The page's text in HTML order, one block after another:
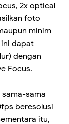
2x optical
foto
minim
ini dapat
dengan
Focus.
sama-sama
beresolusi
itu,